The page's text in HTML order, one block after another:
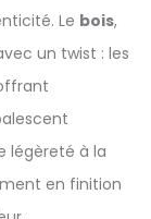
Le bois,
un twist : les
légèreté à la
en finition